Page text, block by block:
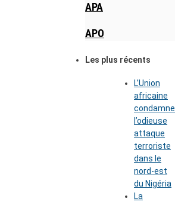
APA
APO
Les plus récents
L’Union
africaine
condamne
l’odieuse
attaque
terroriste
dans le
nord-est
du Nigéria
La